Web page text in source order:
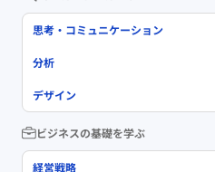
思考・コミュニケーション
分析
デザイン
ビジネスの基礎を学ぶ
経営戦略